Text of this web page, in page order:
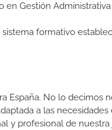
en Gestión Administrativa
formativo
España. No lo decimos
a las
y profesional de